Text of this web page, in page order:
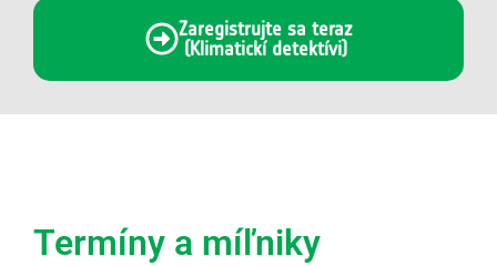
Zaregistrujte sa teraz
(Klimatickí detektívi)
Termíny a míľniky